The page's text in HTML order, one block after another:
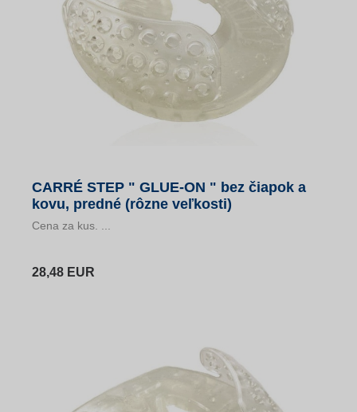
CARRÉ STEP " GLUE-ON " bez čiapok a
kovu, predné (rôzne veľkosti)
Cena za kus. ...
28,48 EUR